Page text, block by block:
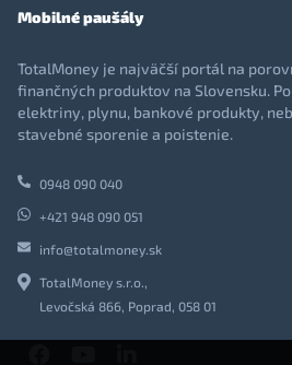
Mobilné paušály
TotalMoney je najväčší portál na
finančných produktov na Slovensku.
elektriny, plynu, bankové produkty,
stavebné sporenie a poistenie.
0948 090 040
+421 948 090 051
info@totalmoney.sk
TotalMoney s.r.o.,
Levočská 866, Poprad, 058 01